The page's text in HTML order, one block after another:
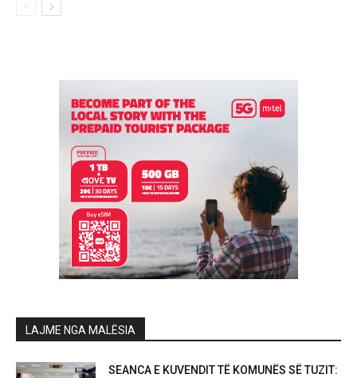
LAJME NGA MALËSIA
SEANCA E KUVENDIT TË KOMUNËS SË TUZIT: